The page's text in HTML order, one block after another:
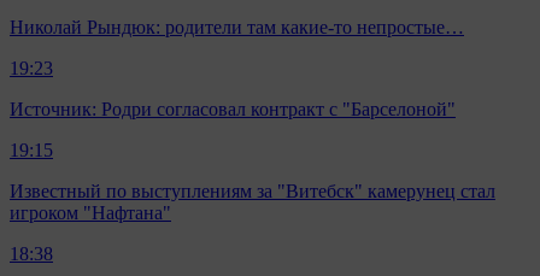
Николай Рындюк: родители там какие-то непростые…
19:23
Источник: Родри согласовал контракт с "Барселоной"
19:15
Известный по выступлениям за "Витебск" камерунец стал
игроком "Нафтана"
18:38